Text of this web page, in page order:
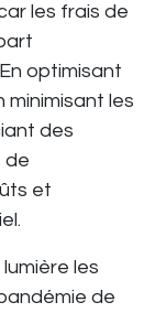
les frais de
optimisant
minimisant les
des
de
et
les
de